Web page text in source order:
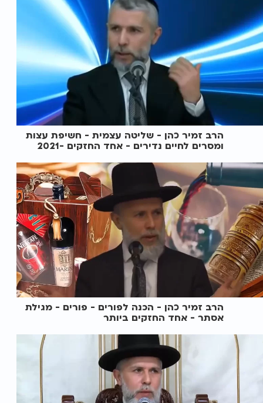
הרב זמיר כהן - שליטה עצמית - חשיפת עצות
ומסרים לחיים נדירים - אחד החזקים -2021
הרב זמיר כהן - הכנה לפורים - פורים - מגילת
אסתר - אחד החזקים ביותר